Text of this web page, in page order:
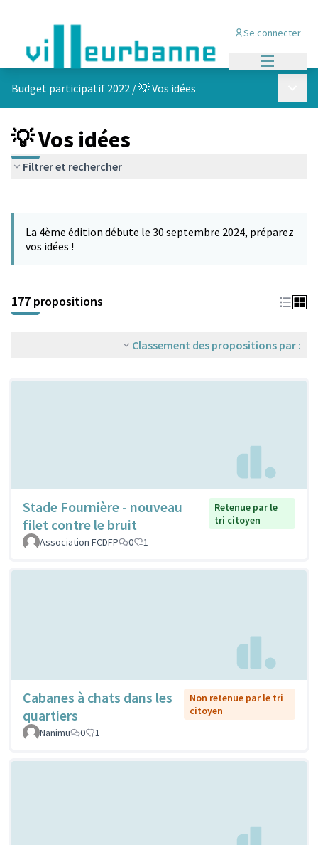
Se connecter
Budget participatif 2022 /💡 Vos idées
💡 Vos idées
Filtrer et rechercher
−
La 4ème édition débute le 30 septembre 2024, préparez
vos idées !
177 propositions
Classement des propositions par :
Stade Fournière - nouveau
filet contre le bruit
Retenue par le
tri citoyen
Association FCDFP
0 1
Cabanes à chats dans les
quartiers
Non retenue par le tri
citoyen
Nanimu
0 1